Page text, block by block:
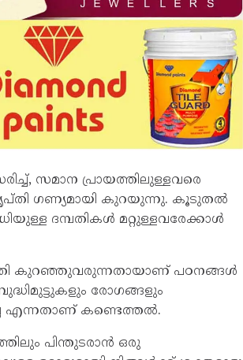
സമാന പ്രായത്തിലുള്ളവരെ
ഗണ്യമായി കുറയുന്നു. കൂടുതല്‍
ദമ്പതികള്‍ മറ്റുള്ളവരേക്കാള്‍
കുറഞ്ഞുവരുന്നതായാണ് പഠനങ്ങള്‍
രോഗങ്ങളും
എന്നതാണ് കണ്ടെത്തല്‍.
പിന്തുടരാന്‍ ഒരു